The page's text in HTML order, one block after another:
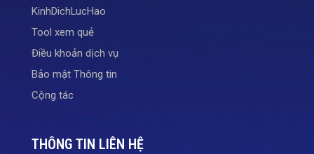
KinhDichLucHao
Tool xem quẻ
Điều khoản dịch vụ
Bảo mật Thông tin
Cộng tác
THÔNG TIN LIÊN HỆ